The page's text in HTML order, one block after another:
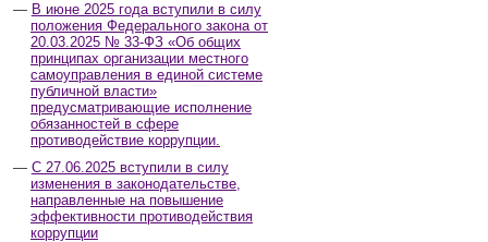
В июне 2025 года вступили в силу
положения Федерального закона от
20.03.2025 № 33-ФЗ «Об общих
принципах организации местного
самоуправления в единой системе
публичной власти»
предусматривающие исполнение
обязанностей в сфере
противодействие коррупции.
С 27.06.2025 вступили в силу
изменения в законодательстве,
направленные на повышение
эффективности противодействия
коррупции